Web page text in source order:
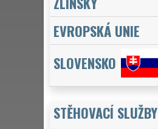
EVROPSKÁ UNIE
SLOVENSKO
STĚHOVACÍ SLUŽBY